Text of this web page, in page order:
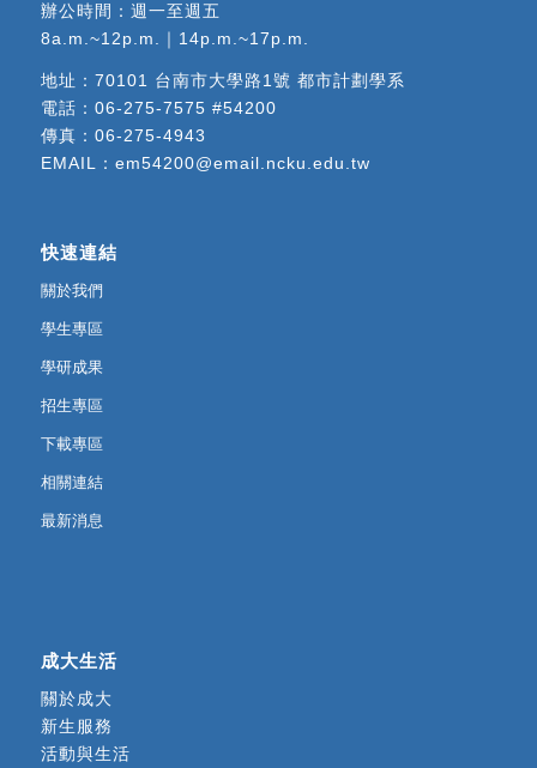
辦公時間：週一至週五
8a.m.~12p.m.｜14p.m.~17p.m.
地址： 70101 台南市大學路1號 都市計劃學系
電話： 06-275-7575 #54200
傳真：06-275-4943
EMAIL： em54200@email.ncku.edu.tw
快速連結
關於我們
學生專區
學研成果
招生專區
下載專區
相關連結
最新消息
成大生活
關於成大
新生服務
活動與生活